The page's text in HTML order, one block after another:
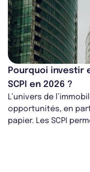
Pourquoi investir
SCPI en 2026 ?
L’univers de
opportunités, en
papier. Les SCPI